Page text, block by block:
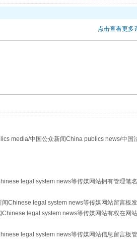
点击查看更多
media/中国公众新闻China publics news/中国
legal system news等传媒网站拥有管理笔
Chinese legal system news等传媒网站留言板
legal system news等传媒网站有权在网
legal system news等传媒网站信息留言板